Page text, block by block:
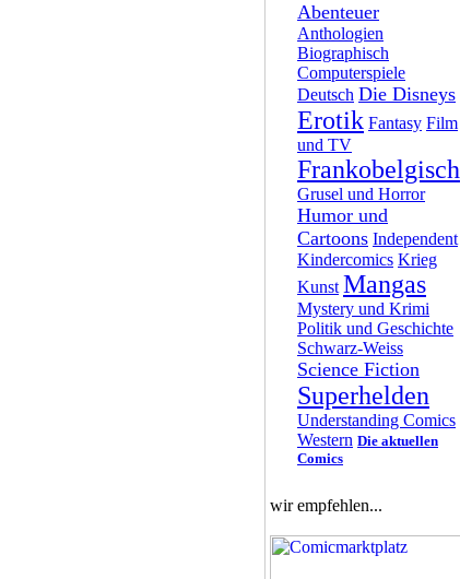
Abenteuer
Anthologien
Biographisch
Computerspiele
Deutsch Die Disneys
Erotik Fantasy Film
und TV
Frankobelgisch
Grusel und Horror
Humor und
Cartoons Independent
Kindercomics Krieg
Kunst Mangas
Mystery und Krimi
Politik und Geschichte
Schwarz-Weiss
Science Fiction
Superhelden
Understanding Comics
Western Die aktuellen
Comics
wir empfehlen...